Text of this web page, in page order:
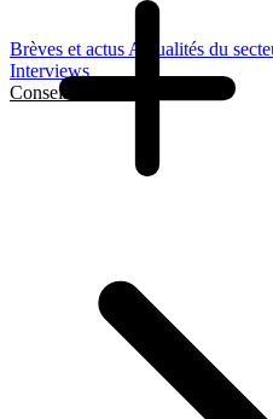
Brèves et actus Actualités du
Interviews
Conseils et Guides